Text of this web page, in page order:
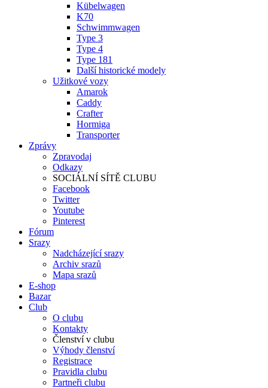
Kübelwagen
K70
Schwimmwagen
Type 3
Type 4
Type 181
Další historické modely
Užitkové vozy
Amarok
Caddy
Crafter
Hormiga
Transporter
Zprávy
Zpravodaj
Odkazy
SOCIÁLNÍ SÍTĚ CLUBU
Facebook
Twitter
Youtube
Pinterest
Fórum
Srazy
Nadcházející srazy
Archiv srazů
Mapa srazů
E-shop
Bazar
Club
O clubu
Kontakty
Členství v clubu
Výhody členství
Registrace
Pravidla clubu
Partneři clubu